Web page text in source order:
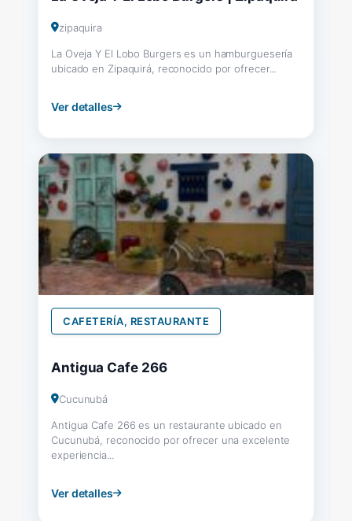
zipaquira
La Oveja Y El Lobo Burgers es un hamburguesería
ubicado en Zipaquirá, reconocido por ofrecer...
Ver detalles
CAFETERÍA, RESTAURANTE
Antigua Cafe 266
Cucunubá
Antigua Cafe 266 es un restaurante ubicado en
Cucunubá, reconocido por ofrecer una excelente
experiencia...
Ver detalles